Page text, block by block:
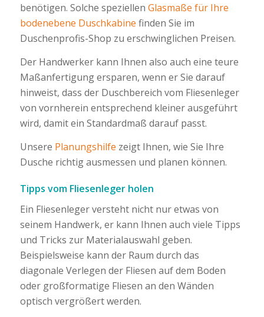
benötigen. Solche speziellen Glasmaße für Ihre
bodenebene Duschkabine finden Sie im
Duschenprofis-Shop zu erschwinglichen Preisen.
Der Handwerker kann Ihnen also auch eine teure
Maßanfertigung ersparen, wenn er Sie darauf
hinweist, dass der Duschbereich vom Fliesenleger
von vornherein entsprechend kleiner ausgeführt
wird, damit ein Standardmaß darauf passt.
Unsere Planungshilfe zeigt Ihnen, wie Sie Ihre
Dusche richtig ausmessen und planen können.
Tipps vom Fliesenleger holen
Ein Fliesenleger versteht nicht nur etwas von
seinem Handwerk, er kann Ihnen auch viele Tipps
und Tricks zur Materialauswahl geben.
Beispielsweise kann der Raum durch das
diagonale Verlegen der Fliesen auf dem Boden
oder großformatige Fliesen an den Wänden
optisch vergrößert werden.